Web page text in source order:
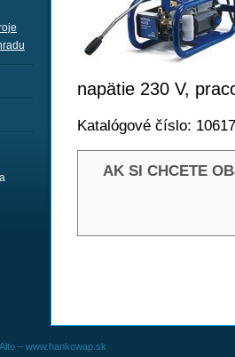
napätie 230 V,
Katalógové číslo:
AK SI CHCETE
– www.hankowap.sk